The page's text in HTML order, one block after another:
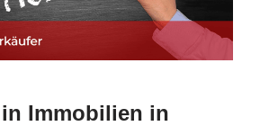
Immobilien in